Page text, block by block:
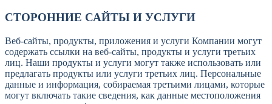
СТОРОННИЕ САЙТЫ И УСЛУГИ
Веб-сайты, продукты, приложения и услуги Компании могут
содержать ссылки на веб-сайты, продукты и услуги третьих
лиц. Наши продукты и услуги могут также использовать или
предлагать продукты или услуги третьих лиц. Персональные
данные и информация, собираемая третьими лицами, которые
могут включать такие сведения, как данные местоположения